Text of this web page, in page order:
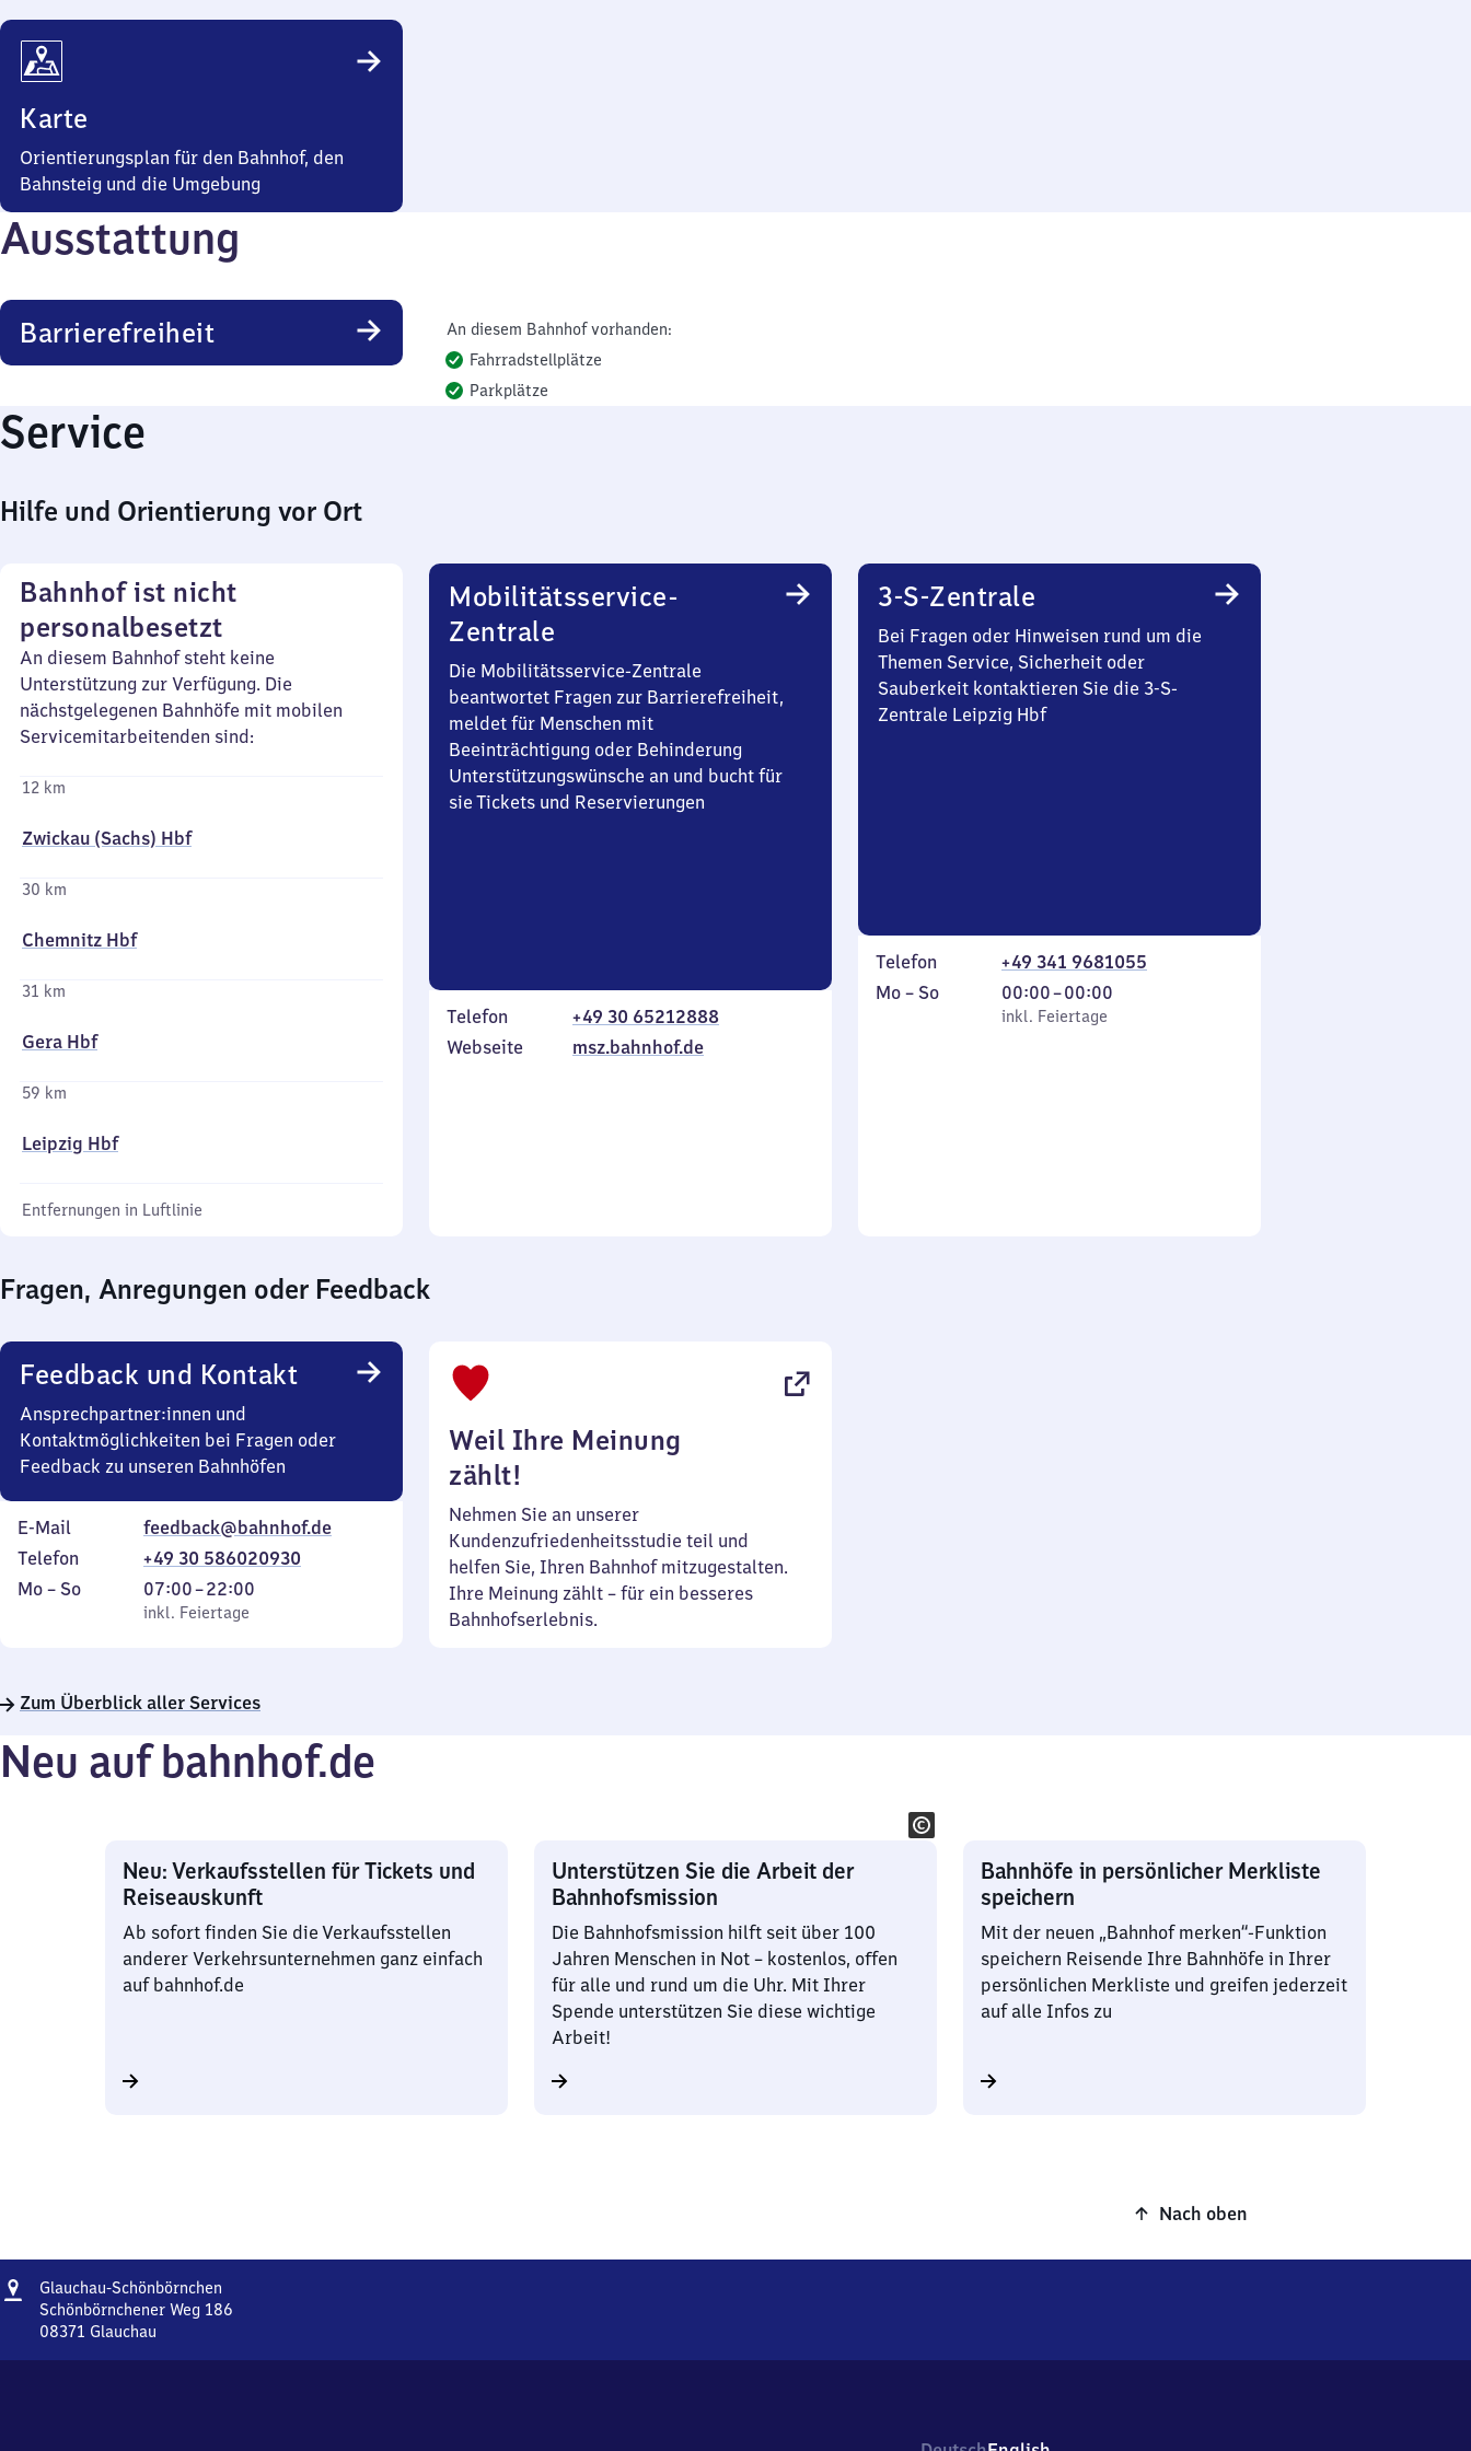
Karte
Orientierungsplan für den Bahnhof, den
Bahnsteig und die Umgebung
Ausstattung
Barrierefreiheit
An diesem Bahnhof vorhanden:
Fahrradstellplätze
Parkplätze
Service
Hilfe und Orientierung vor Ort
Bahnhof ist nicht
personalbesetzt
An diesem Bahnhof steht keine
Unterstützung zur Verfügung. Die
nächstgelegenen Bahnhöfe mit mobilen
Servicemitarbeitenden sind:
12 km
Zwickau (Sachs) Hbf
30 km
Chemnitz Hbf
31 km
Gera Hbf
59 km
Leipzig Hbf
Entfernungen in Luftlinie
Mobilitätsservice-
Zentrale
Die Mobilitätsservice-Zentrale
beantwortet Fragen zur Barrierefreiheit,
meldet für Menschen mit
Beeinträchtigung oder Behinderung
Unterstützungswünsche an und bucht für
sie Tickets und Reservierungen
Telefon
+49 30 65212888
Webseite
msz.bahnhof.de
3-S-Zentrale
Bei Fragen oder Hinweisen rund um die
Themen Service, Sicherheit oder
Sauberkeit kontaktieren Sie die 3-S-
Zentrale Leipzig Hbf
Telefon
+49 341 9681055
Montag
Mo – So,
inkl. Feiertage
00:00–00:00
Von
0
inkl. Feiertage
Fragen, Anregungen oder Feedback
Feedback und Kontakt
Ansprechpartner:innen und
Kontaktmöglichkeiten bei Fragen oder
Feedback zu unseren Bahnhöfen
E-Mail
feedback@bahnhof.de
Telefon
+49 30 586020930
Montag
Mo – So,
inkl. Feiertage
07:00–22:00
Von
7
22
inkl. Feiertage
Weil Ihre Meinung
zählt!
Nehmen Sie an unserer
Kundenzufriedenheitsstudie teil und
helfen Sie, Ihren Bahnhof mitzugestalten.
Ihre Meinung zählt – für ein besseres
Bahnhofserlebnis.
Zum Überblick aller Services
Neu auf bahnhof.de
Neu: Verkaufsstellen für Tickets und
Reiseauskunft
Ab sofort finden Sie die Verkaufsstellen
anderer Verkehrsunternehmen ganz einfach
auf bahnhof.de
Unterstützen Sie die Arbeit der
Bahnhofsmission
Die Bahnhofsmission hilft seit über 100
Jahren Menschen in Not – kostenlos, offen
für alle und rund um die Uhr. Mit Ihrer
Spende unterstützen Sie diese wichtige
Arbeit!
Bahnhöfe in persönlicher Merkliste
speichern
Mit der neuen „Bahnhof merken“-Funktion
speichern Reisende Ihre Bahnhöfe in Ihrer
persönlichen Merkliste und greifen jederzeit
auf alle Infos zu
Nach oben
Adresse
Glauchau-Schönbörnchen
Schönbörnchen
Schönbörnchener Weg 186
08371 Glauchau